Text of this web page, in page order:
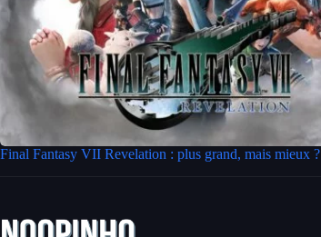
Final Fantasy VII Revelation : plus grand, mais mieux ?